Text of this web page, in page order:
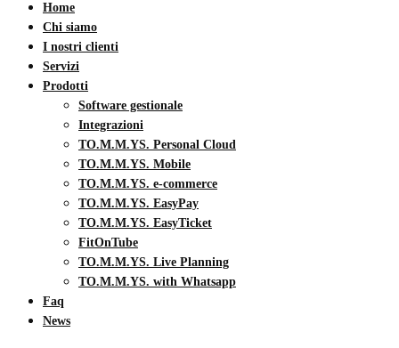
Home
Chi siamo
I nostri clienti
Servizi
Prodotti
Software gestionale
Integrazioni
TO.M.M.YS. Personal Cloud
TO.M.M.YS. Mobile
TO.M.M.YS. e-commerce
TO.M.M.YS. EasyPay
TO.M.M.YS. EasyTicket
FitOnTube
TO.M.M.YS. Live Planning
TO.M.M.YS. with Whatsapp
Faq
News